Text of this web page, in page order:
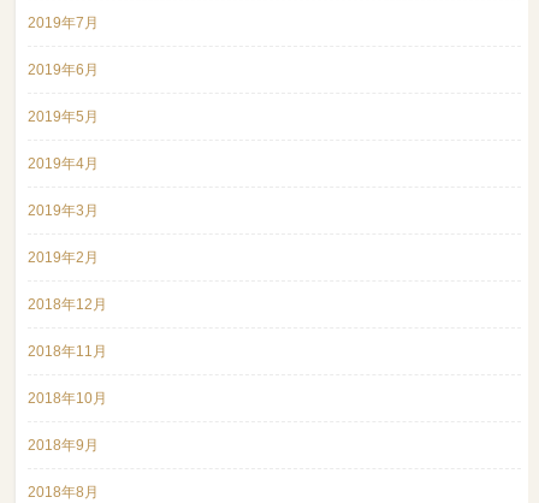
2019年7月
2019年6月
2019年5月
2019年4月
2019年3月
2019年2月
2018年12月
2018年11月
2018年10月
2018年9月
2018年8月